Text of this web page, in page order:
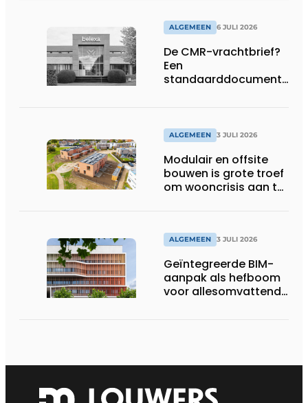
ALGEMEEN 6 JULI 2026
De CMR-vrachtbrief?
Een
standaarddocument
ALGEMEEN 3 JULI 2026
Modulair en offsite
bouwen is grote troef
om wooncrisis aan te
ALGEMEEN 3 JULI 2026
Geïntegreerde BIM-
aanpak als hefboom
voor allesomvattende